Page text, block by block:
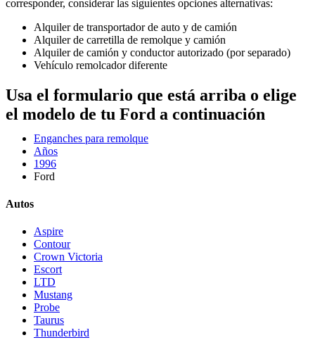
corresponder, considerar las siguientes opciones alternativas:
Alquiler de transportador de auto y de camión
Alquiler de carretilla de remolque y camión
Alquiler de camión y conductor autorizado (por separado)
Vehículo remolcador diferente
Usa el formulario que está arriba o elige
el modelo de tu Ford a continuación
Enganches para remolque
Años
1996
Ford
Autos
Aspire
Contour
Crown Victoria
Escort
LTD
Mustang
Probe
Taurus
Thunderbird